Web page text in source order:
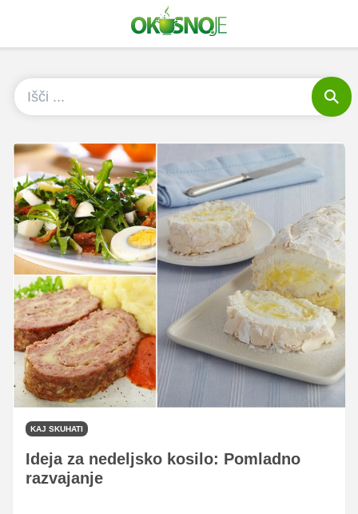
KAJ SKUHATI
Ideja za nedeljsko kosilo: Pomladno
razvajanje